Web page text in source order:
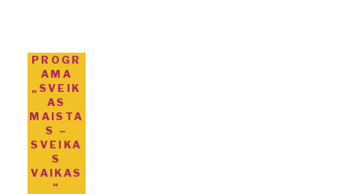
PROGR
AMA
„SVEIK
AS
MAISTA
S –
SVEIKA
S
VAIKAS
“